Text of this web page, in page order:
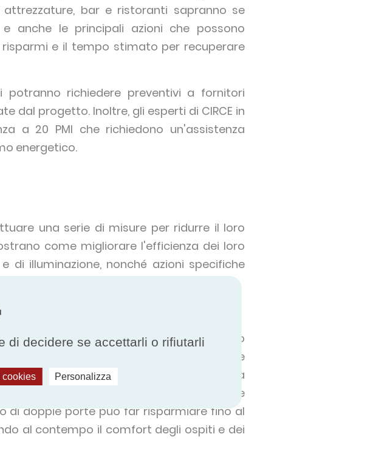
bar e ristoranti sapranno se
anche le principali azioni che possono
e il tempo stimato per recuperare
richiedere preventivi a fornitori
dal progetto. Inoltre, gli esperti di CIRCE in
a 20 PMI che richiedono un'assistenza
energetico.
una serie di misure per ridurre il loro
come migliorare l'efficienza dei loro
illuminazione, nonché azioni specifiche
o in attrezzature professionali.
e un elevato potenziale di risparmio:
queste riducono al minimo lo
spesso l'ingresso di un hotel consente
che per il freddo), ad esempio, a causa
o hanno un orientamento sfavorevole
di doppie porte può far risparmiare fino al
al contempo il comfort degli ospiti e dei
di decidere se accettarli o rifiutarli
cookies Personalizza